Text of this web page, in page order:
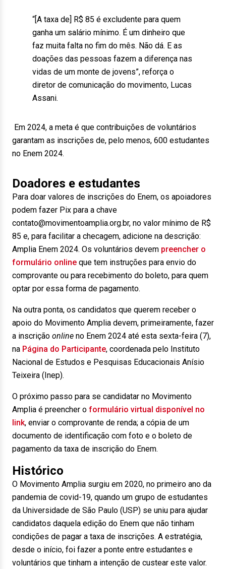
“[A taxa de] R$ 85 é excludente para quem
ganha um salário mínimo. É um dinheiro que
faz muita falta no fim do mês. Não dá. E as
doações das pessoas fazem a diferença nas
vidas de um monte de jovens”, reforça o
diretor de comunicação do movimento, Lucas
Assani.
Em 2024, a meta é que contribuições de voluntários
garantam as inscrições de, pelo menos, 600 estudantes
no Enem 2024.
Doadores e estudantes
Para doar valores de inscrições do Enem, os apoiadores
podem fazer Pix para a chave
contato@movimentoamplia.org.br, no valor mínimo de R$
85 e, para facilitar a checagem, adicione na descrição:
Amplia Enem 2024. Os voluntários devem preencher o
formulário online que tem instruções para envio do
comprovante ou para recebimento do boleto, para quem
optar por essa forma de pagamento.
Na outra ponta, os candidatos que querem receber o
apoio do Movimento Amplia devem, primeiramente, fazer
a inscrição online no Enem 2024 até esta sexta-feira (7),
na Página do Participante, coordenada pelo Instituto
Nacional de Estudos e Pesquisas Educacionais Anísio
Teixeira (Inep).
O próximo passo para se candidatar no Movimento
Amplia é preencher o formulário virtual disponível no
link, enviar o comprovante de renda; a cópia de um
documento de identificação com foto e o boleto de
pagamento da taxa de inscrição do Enem.
Histórico
O Movimento Amplia surgiu em 2020, no primeiro ano da
pandemia de covid-19, quando um grupo de estudantes
da Universidade de São Paulo (USP) se uniu para ajudar
candidatos daquela edição do Enem que não tinham
condições de pagar a taxa de inscrições. A estratégia,
desde o início, foi fazer a ponte entre estudantes e
voluntários que tinham a intenção de custear este valor.